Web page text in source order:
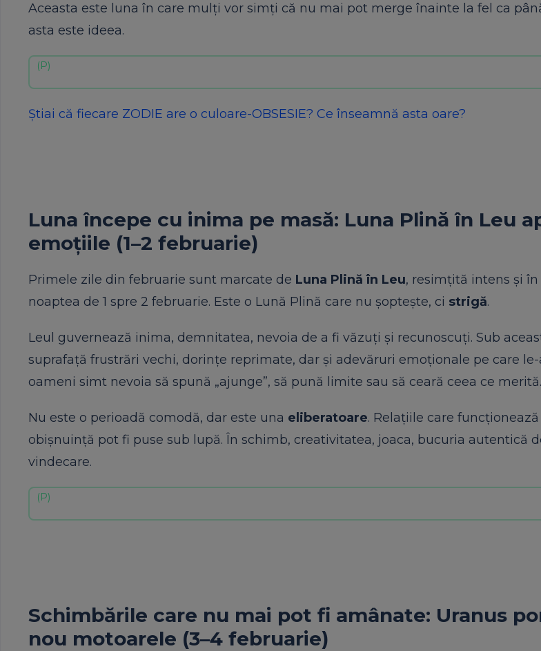
Aceasta este luna în care mulți vor simți că nu mai pot merge înainte la fel ca
asta este ideea.
Știai că fiecare ZODIE are o culoare-OBSESIE? Ce înseamnă asta oare?
Luna începe cu inima pe masă: Luna Plină în Leu
emoțiile (1–2 februarie)
Primele zile din februarie sunt marcate de Luna Plină în Leu, resimțită intens și
noaptea de 1 spre 2 februarie. Este o Lună Plină care nu șoptește, ci strigă.
Leul guvernează inima, demnitatea, nevoia de a fi văzuți și recunoscuți. Sub
suprafață frustrări vechi, dorințe reprimate, dar și adevăruri emoționale pe care
oameni simt nevoia să spună „ajunge”, să pună limite sau să ceară ceea ce merită.
Nu este o perioadă comodă, dar este una eliberatoare. Relațiile care
obișnuință pot fi puse sub lupă. În schimb, creativitatea, joaca, bucuria autentică
vindecare.
Schimbările care nu mai pot fi amânate: Uranus
nou motoarele (3–4 februarie)